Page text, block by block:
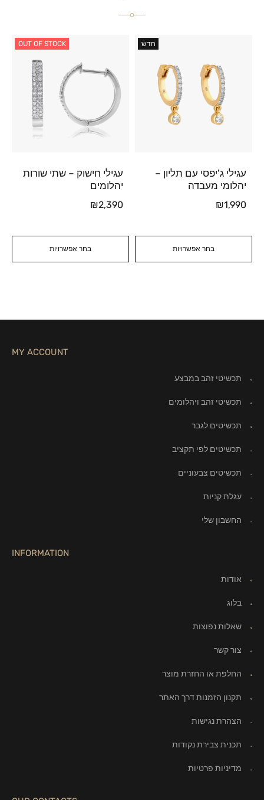
חדש
בחר אפשרויות
עגילי ג'יפסי עם תליון –
יהלומי מעבדה
₪1,990
OUT OF STOCK
בחר אפשרויות
עגילי חישוק – שתי שורות
יהלומים
₪2,390
MY ACCOUNT
תכשיטי זהב במבצע
תכשיטי זהב ויהלומים
תכשיטים לגבר
תכשיטים לפי תקציב
תכשיטים צבעוניים
עגלת קניות
החשבון שלי
INFORMATION
אודות
בלוג
שאלות נפוצות
צור קשר
החלפת או החזרת מוצר
תקנון הזמנות דרך האתר
הצהרת נגישות
תכנית צבירת נקודות
מדיניות פרטיות